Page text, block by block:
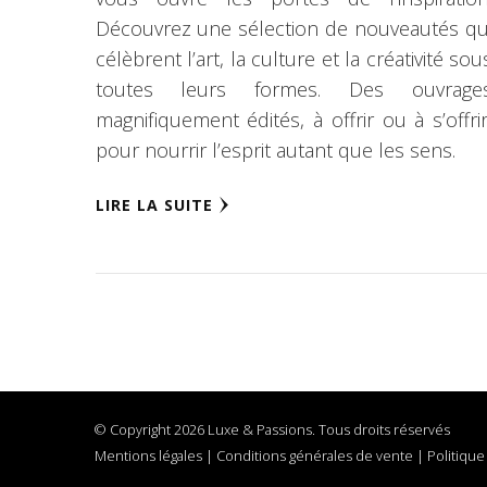
Découvrez une sélection de nouveautés
célèbrent l’art, la culture et la créativité
toutes leurs formes. Des
magnifiquement édités, à offrir ou à
pour nourrir l’esprit autant que les sens.
LIRE LA SUITE
© Copyright 2026 Luxe & Passions. Tous droits réservés
Mentions légales | Conditions générales de vente |